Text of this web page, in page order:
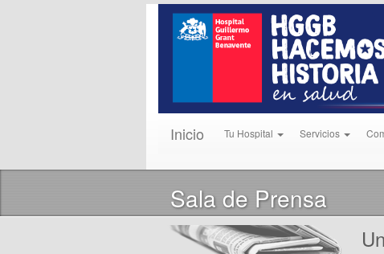
Inicio Tu Hospital Servicios
Sala de Prensa